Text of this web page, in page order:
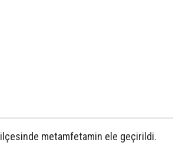
metamfetamin ele geçirildi.